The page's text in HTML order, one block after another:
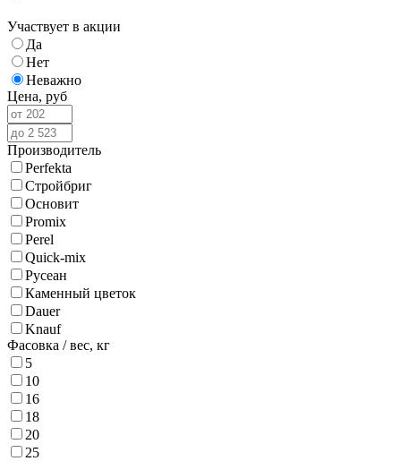
Участвует в акции
Да
Нет
Неважно
Цена, руб
Производитель
Perfekta
Стройбриг
Основит
Promix
Perel
Quick-mix
Русеан
Каменный цветок
Dauer
Knauf
Фасовка / вес, кг
5
10
16
18
20
25